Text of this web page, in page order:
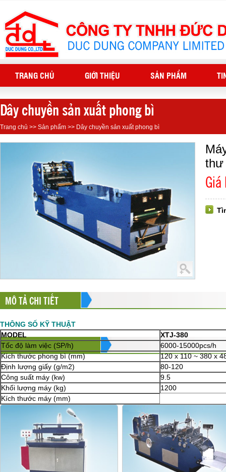
TRANG CHỦ GIỚI THIỆU SẢN PHẨM
Dây chuyền sản xuất phong bì
Trang chủ >> Sản phẩm >> Dây chuyền sản xuất phong bì
thư
MÔ TẢ CHI TIẾT
THÔNG SỐ KỸ THUẬT
MODEL
XTJ-380
Tốc độ làm việc (SP/h)
6000-15000pcs/h
Kích thước phong bì (mm)
120 x 110 ~ 380 x
Định lượng giấy (g/m2)
80-120
Công suất máy (kw)
9.5
Khối lượng máy (kg)
1200
Kích thước máy (mm)